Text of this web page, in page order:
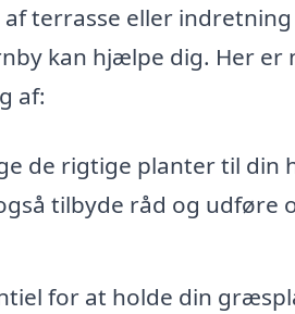
terrasse eller
kan hjælpe dig. Her er
af:
de rigtige planter til din
tilbyde råd og udføre
for at holde din